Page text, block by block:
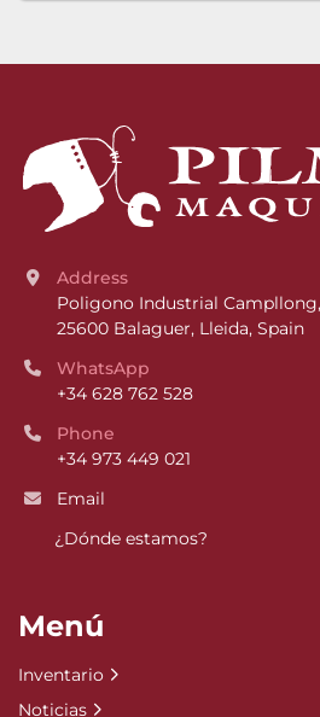
Address
Poligono Industrial
25600 Balaguer, Lleida, Spain
WhatsApp
+34 628 762 528
Phone
+34 973 449 021
Email
¿Dónde estamos?
Menú
Inventario
Noticias